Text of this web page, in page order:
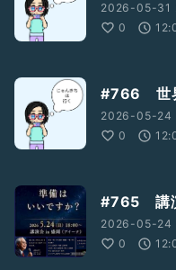
2026-05-31
0
#766 世
2026-05-24
0
#765 講
2026-05-24
0